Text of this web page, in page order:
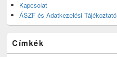
Kapcsolat
ÁSZF és Adatkezelési Tájékoztató
Címkék